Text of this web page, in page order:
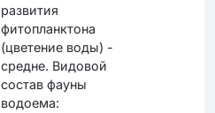
развития
фитопланктона
(цветение воды) -
средне. Видовой
состав фауны
водоема: